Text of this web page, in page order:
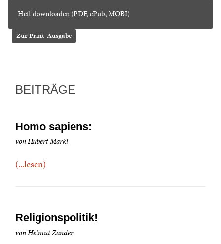
Heft downloaden (PDF, ePub, MOBI)
Zur Print-Ausgabe
BEITRÄGE
Homo sapiens:
von Hubert Markl
(...lesen)
Religionspolitik!
von Helmut Zander